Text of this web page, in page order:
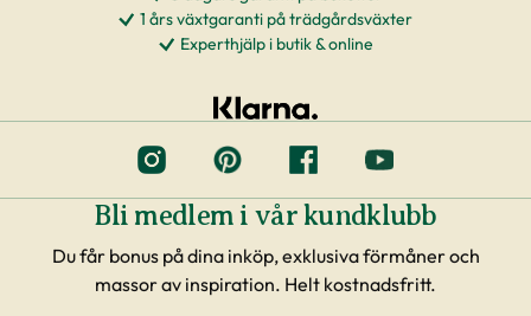
1 års växtgaranti på trädgårdsväxter
Experthjälp i butik & online
Bli medlem i vår kundklubb
Du får bonus på dina inköp, exklusiva förmåner och
massor av inspiration. Helt kostnadsfritt.